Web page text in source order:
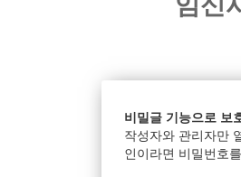
비밀글 기능으로 보
작성자와 관리자만
인이라면 비밀번호